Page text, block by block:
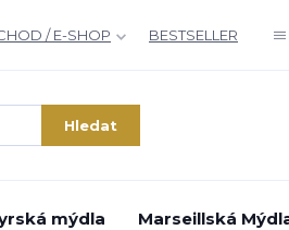
/ E-SHOP BESTSELLER
Hledat
mýdla Marseillská